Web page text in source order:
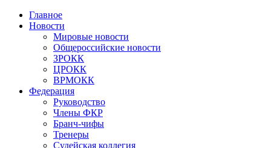
Главное
Новости
Мировые новости
Общероссийские новости
ЗРОКК
ЦРОКК
ВРМОКК
Федерация
Руководство
Члены ФКР
Бранч-чифы
Тренеры
Судейская коллегия